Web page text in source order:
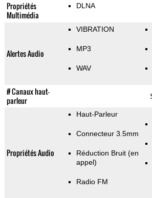
Propriétés
Multimédia
DLNA
Alertes Audio
VIBRATION
MP3
WAV
# Canaux haut-
parleur
Propriétés Audio
Haut-Parleur
Connecteur 3.5mm
Réduction Bruit (en
appel)
Radio FM